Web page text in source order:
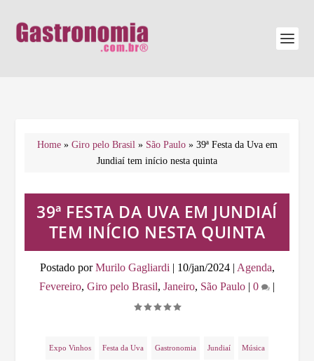
Home» Giro pelo Brasil» São Paulo» 39ª Festa da Uva em
Jundiaí tem início nesta quinta
39ª FESTA DA UVA EM JUNDIAÍ
TEM INÍCIO NESTA QUINTA
Postado porMurilo Gagliardi | 10/jan/2024| Agenda,
Fevereiro, Giro pelo Brasil, Janeiro, São Paulo | 0 |
Expo Vinhos Festa da Uva Gastronomia Jundiaí Música